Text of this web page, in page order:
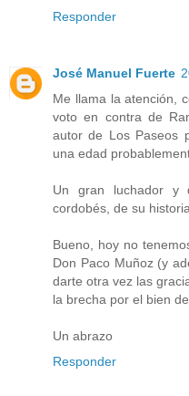
Responder
José Manuel Fuerte
Me llama la atención,
voto en contra de
autor de Los Paseos
una edad
Un gran luchador y
cordobés, de su
Bueno, hoy no
Don Paco Muñoz (y
darte otra vez las
la brecha por el bien
Un abrazo
Responder